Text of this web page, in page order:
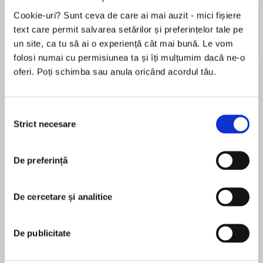
Cookie-uri? Sunt ceva de care ai mai auzit - mici fișiere
text care permit salvarea setărilor și preferințelor tale pe
un site, ca tu să ai o experiență cât mai bună. Le vom
folosi numai cu permisiunea ta și îți mulțumim dacă ne-o
oferi. Poți schimba sau anula oricând acordul tău.
consimțământului
Strict necesare
De preferință
De cercetare și analitice
De publicitate
Desprecarte
Charles Dickens remains – 200 years after his
birth – arguably Britain’s most successful writer.
Works such as Great Expectations and Oliver
languages since their original publication in the
nineteenth century, and have been adapted
Dickens: History in an Hour covers all the major
MAI MULT
pentru această carte